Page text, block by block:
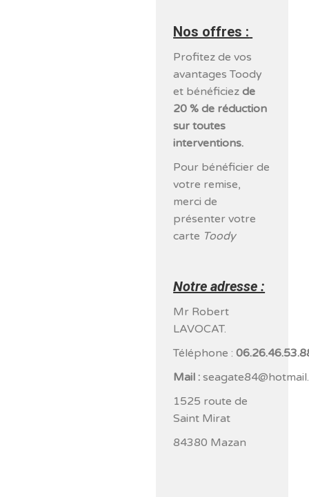
Nos offres :
Profitez de vos
avantages Toody
et bénéficiezde
20 % de réduction
sur toutes
interventions.
Pour bénéficier de
votre remise,
merci de
présenter votre
carte Toody
Notre adresse :
Mr Robert
LAVOCAT.
Téléphone :
Mail :
1525 route de
Saint Mirat
84380 Mazan